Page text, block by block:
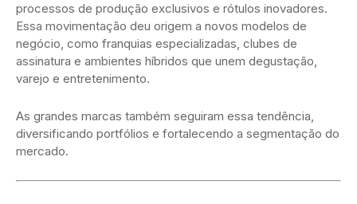
processos de produção exclusivos e rótulos inovadores.
Essa movimentação deu origem a novos modelos de
negócio, como franquias especializadas, clubes de
assinatura e ambientes híbridos que unem degustação,
varejo e entretenimento.
As grandes marcas também seguiram essa tendência,
diversificando portfólios e fortalecendo a segmentação do
mercado.